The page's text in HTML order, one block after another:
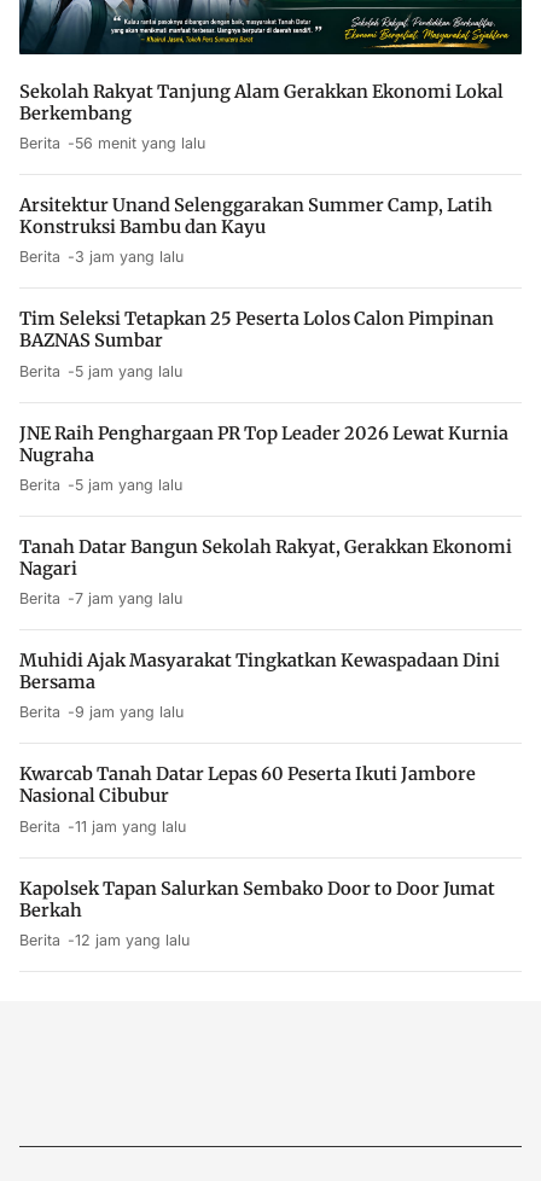
Sekolah Rakyat Tanjung Alam Gerakkan Ekonomi Lokal
Berkembang
Berita 56 menit yang lalu
Arsitektur Unand Selenggarakan Summer Camp, Latih
Konstruksi Bambu dan Kayu
Berita 3 jam yang lalu
Tim Seleksi Tetapkan 25 Peserta Lolos Calon Pimpinan
BAZNAS Sumbar
Berita 5 jam yang lalu
JNE Raih Penghargaan PR Top Leader 2026 Lewat Kurnia
Nugraha
Berita 5 jam yang lalu
Tanah Datar Bangun Sekolah Rakyat, Gerakkan Ekonomi
Nagari
Berita 7 jam yang lalu
Muhidi Ajak Masyarakat Tingkatkan Kewaspadaan Dini
Bersama
Berita 9 jam yang lalu
Kwarcab Tanah Datar Lepas 60 Peserta Ikuti Jambore
Nasional Cibubur
Berita 11 jam yang lalu
Kapolsek Tapan Salurkan Sembako Door to Door Jumat
Berkah
Berita 12 jam yang lalu